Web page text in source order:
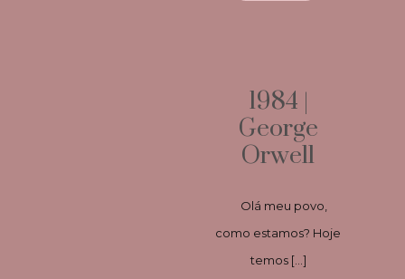
1984 |
George
Orwell
Olá meu povo,
como estamos? Hoje
temos […]